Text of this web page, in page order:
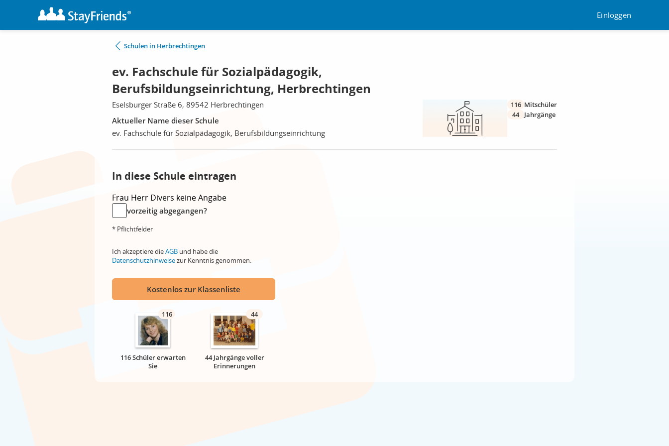
Einloggen
Schulen in Herbrechtingen
ev. Fachschule für Sozialpädagogik,
Berufsbildungseinrichtung, Herbrechtingen
Eselsburger Straße 6, 89542 Herbrechtingen
Aktueller Name dieser Schule
ev. Fachschule für Sozialpädagogik, Berufsbildungseinrichtung
116 Mitschüler
44
Jahrgänge
In diese Schule eintragen
Frau Herr Divers keine Angabe
vorzeitig abgegangen?
* Pflichtfelder
Ich akzeptiere dieAGB und habe die
Datenschutzhinweisezur Kenntnis genommen.
Kostenlos zur Klassenliste
116
116 Schüler erwarten
Sie
44
44 Jahrgänge voller
Erinnerungen